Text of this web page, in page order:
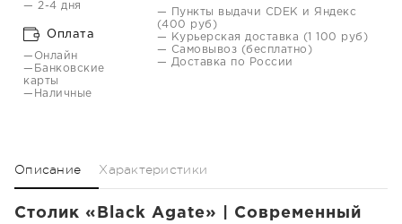
— 2-4 дня
Оплата
—Онлайн
—Банковские
карты
—Наличные
— Пункты выдачи CDEK и Яндекс
(400 руб)
— Курьерская доставка (1 100 руб)
— Самовывоз (бесплатно)
— Доставка по России
Описание Характеристики
Столик «Black Agate» | Современный